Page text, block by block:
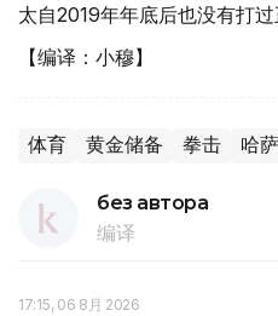
太自2019年年底后也没有打过
【编译：小穆】
体育 黄金储备 拳击 哈
без автора
编译
17:15, 06 8月 2026